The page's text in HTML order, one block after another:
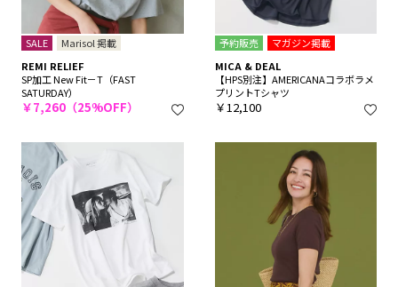
SALE
Marisol 掲載
REMI RELIEF
SP加工 New Fit－T（FAST
SATURDAY）
￥7,260（25%OFF）
予約販売
マガジン掲載
MICA & DEAL
【HPS別注】AMERICANAコラボラメ
プリントTシャツ
￥12,100